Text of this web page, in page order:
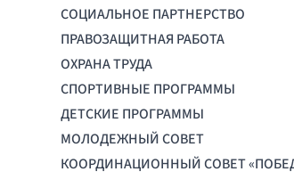
СОЦИАЛЬНОЕ ПАРТНЕРСТВО
ПРАВОЗАЩИТНАЯ РАБОТА
ОХРАНА ТРУДА
СПОРТИВНЫЕ ПРОГРАММЫ
ДЕТСКИЕ ПРОГРАММЫ
МОЛОДЕЖНЫЙ СОВЕТ
КООРДИНАЦИОННЫЙ СОВЕТ